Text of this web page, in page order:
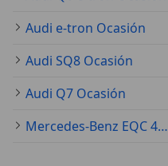
Audi e-tron Ocasión
Audi SQ8 Ocasión
Audi Q7 Ocasión
Mercedes-Benz EQC 400 Ocasión